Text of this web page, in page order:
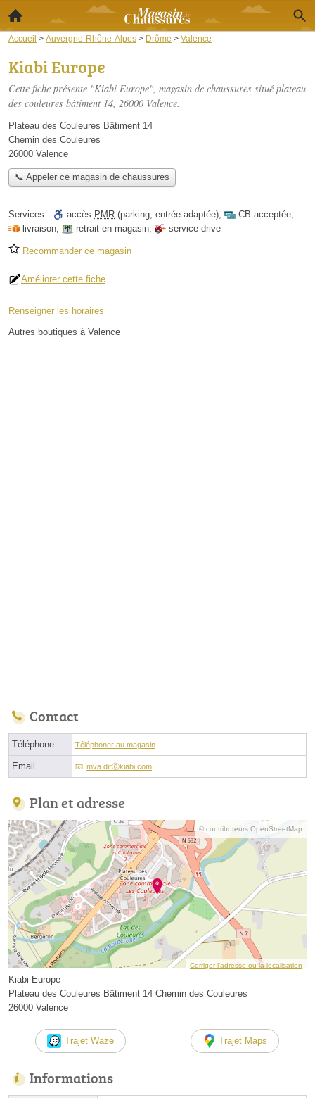
Accueil > Auvergne-Rhône-Alpes > Drôme > Valence
Kiabi Europe
Cette fiche présente "Kiabi Europe", magasin de chaussures situé plateau
des couleures bâtiment 14, 26000 Valence.
Plateau des Couleures Bâtiment 14
Chemin des Couleures
26000 Valence
📞 Appeler ce magasin de chaussures
Services : accès PMR (parking, entrée adaptée), CB acceptée,
livraison, retrait en magasin, service drive
Recommander ce magasin
Améliorer cette fiche
Renseigner les horaires
Autres boutiques à Valence
Contact
Téléphone Téléphoner au magasin
Email mva.dirⓐkiabi.com
Plan et adresse
© contributeurs OpenStreetMap
Corriger l’adresse ou la localisation
Kiabi Europe
Plateau des Couleures Bâtiment 14 Chemin des Couleures
26000 Valence
Trajet Waze Trajet Maps
Informations